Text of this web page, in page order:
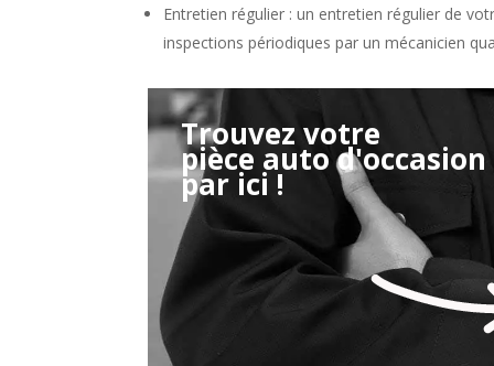
Entretien régulier : un entretien régulier de
inspections périodiques par un mécanicien
Trouvez votre
pièce auto d'occasion
par ici !Étape 2/3
Déjà adhérent ?
Créer un compte